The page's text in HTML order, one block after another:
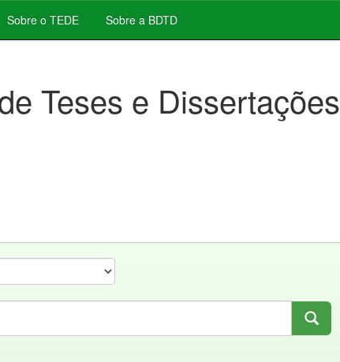
Sobre o TEDE Sobre a BDTD
Teses e Dissertações